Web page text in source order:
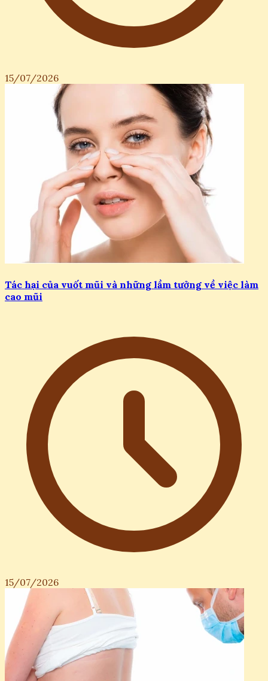
15/07/2026
Tác hại của vuốt mũi và những lầm tưởng về việc làm
cao mũi
15/07/2026